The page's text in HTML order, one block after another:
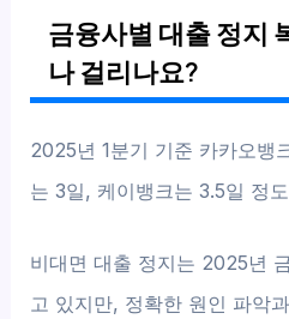
금융사별 대출 정지
나 걸리나요?
2025년 1분기 기준 카카오뱅
는 3일, 케이뱅크는 3.5일 정
비대면 대출 정지는 2025년
고 있지만, 정확한 원인 파악